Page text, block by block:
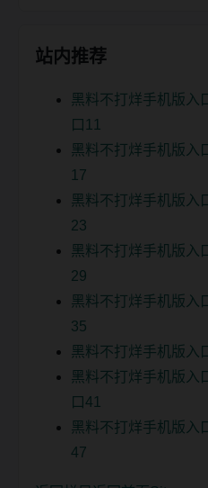
站内推荐
黑料不打烊手机版入
口11
黑料不打烊手机版入
17
黑料不打烊手机版入
23
黑料不打烊手机版入
29
黑料不打烊手机版入
35
黑料不打烊手机版入
黑料不打烊手机版入
口41
黑料不打烊手机版入
47